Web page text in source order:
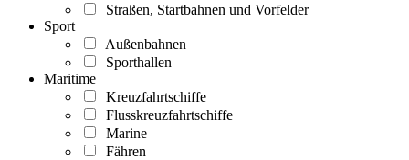
Straßen, Startbahnen und Vorfelder
Sport
Außenbahnen
Sporthallen
Maritime
Kreuzfahrtschiffe
Flusskreuzfahrtschiffe
Marine
Fähren